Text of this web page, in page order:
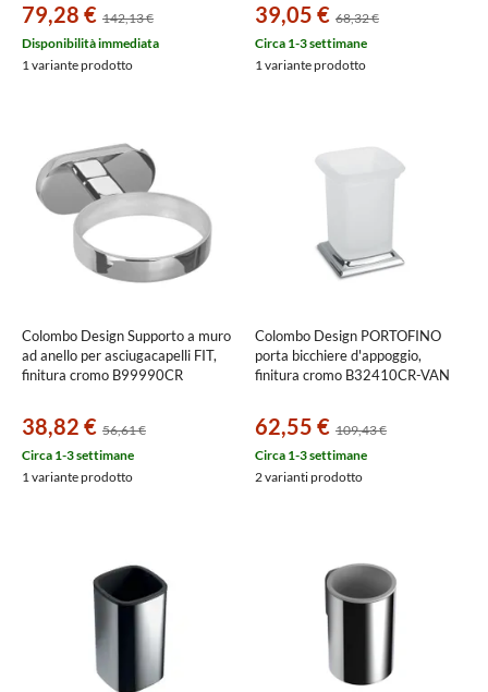
79,28 € 142,13 €
Disponibilità immediata
1 variante prodotto
39,05 € 68,32 €
Circa 1-3 settimane
1 variante prodotto
Colombo Design Supporto a muro
ad anello per asciugacapelli FIT,
finitura cromo B99990CR
38,82 € 56,61 €
Circa 1-3 settimane
1 variante prodotto
Colombo Design PORTOFINO
porta bicchiere d'appoggio,
finitura cromo B32410CR-VAN
62,55 € 109,43 €
Circa 1-3 settimane
2 varianti prodotto